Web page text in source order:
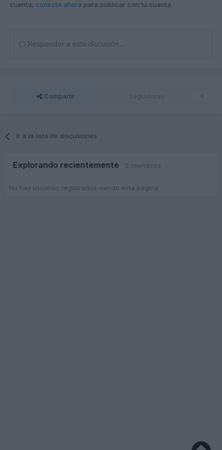
cuenta, conecta ahora para publicar con tu cuenta.
Responder a esta discusión...
Compartir Seguidores 0
Ir a la lista de discusiones
Explorando recientemente 0 miembros
No hay usuarios registrados viendo esta página.